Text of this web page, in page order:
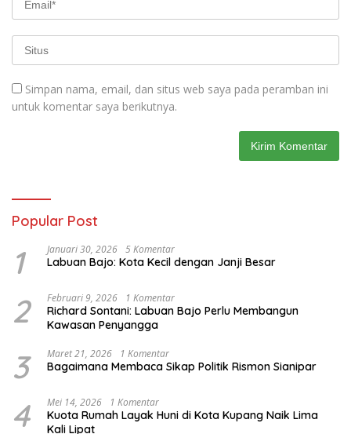
Simpan nama, email, dan situs web saya pada peramban ini
untuk komentar saya berikutnya.
Popular Post
1 Januari 30, 2026 5 Komentar
Labuan Bajo: Kota Kecil dengan Janji Besar
2 Februari 9, 2026 1 Komentar
Richard Sontani: Labuan Bajo Perlu Membangun
Kawasan Penyangga
3 Maret 21, 2026 1 Komentar
Bagaimana Membaca Sikap Politik Rismon Sianipar
4 Mei 14, 2026 1 Komentar
Kuota Rumah Layak Huni di Kota Kupang Naik Lima
Kali Lipat